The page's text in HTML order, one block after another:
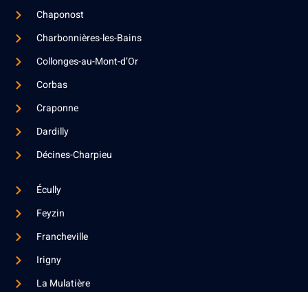
Chaponost
Charbonnières-les-Bains
Collonges-au-Mont-d’Or
Corbas
Craponne
Dardilly
Décines-Charpieu
Écully
Feyzin
Francheville
Irigny
La Mulatière